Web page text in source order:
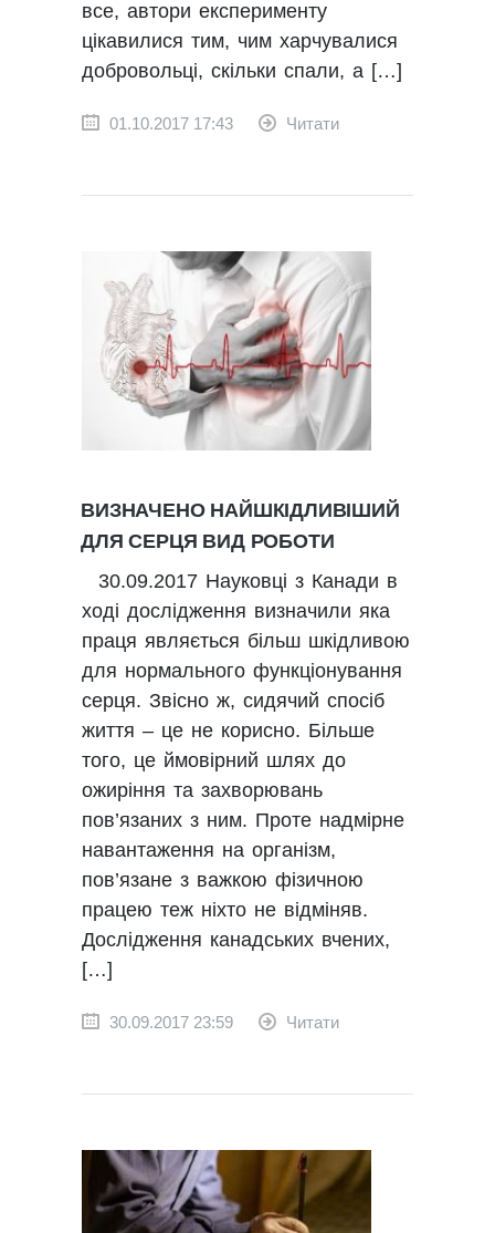
все, автори експерименту
цікавилися тим, чим харчувалися
добровольці, скільки спали, а […]
01.10.2017 17:43 Читати
ВИЗНАЧЕНО НАЙШКІДЛИВІШИЙ
ДЛЯ СЕРЦЯ ВИД РОБОТИ
30.09.2017 Науковці з Канади в
ході дослідження визначили яка
праця являється більш шкідливою
для нормального функціонування
серця. Звісно ж, сидячий спосіб
життя – це не корисно. Більше
того, це ймовірний шлях до
ожиріння та захворювань
пов’язаних з ним. Проте надмірне
навантаження на організм,
пов’язане з важкою фізичною
працею теж ніхто не відміняв.
Дослідження канадських вчених,
[…]
30.09.2017 23:59 Читати